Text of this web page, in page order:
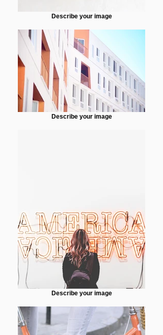
Describe your image
Describe your image
Describe your image